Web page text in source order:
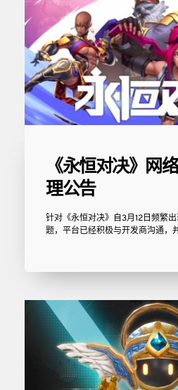
《永恒对决》网
理公告
针对《永恒对决》自3月12日频繁
题，平台已经积极与开发商沟通，